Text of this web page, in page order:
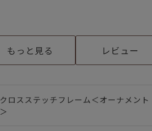
もっと見る レビュー
クロスステッチフレーム＜オーナメント
＞